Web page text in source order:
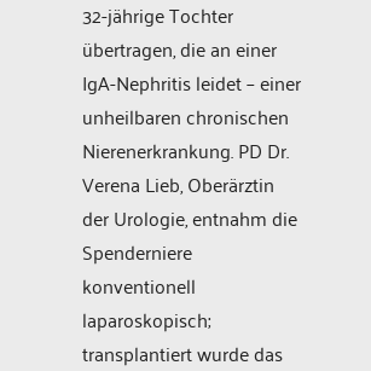
32-jährige Tochter
übertragen, die an einer
IgA-Nephritis leidet – einer
unheilbaren chronischen
Nierenerkrankung. PD Dr.
Verena Lieb, Oberärztin
der Urologie, entnahm die
Spenderniere
konventionell
laparoskopisch;
transplantiert wurde das